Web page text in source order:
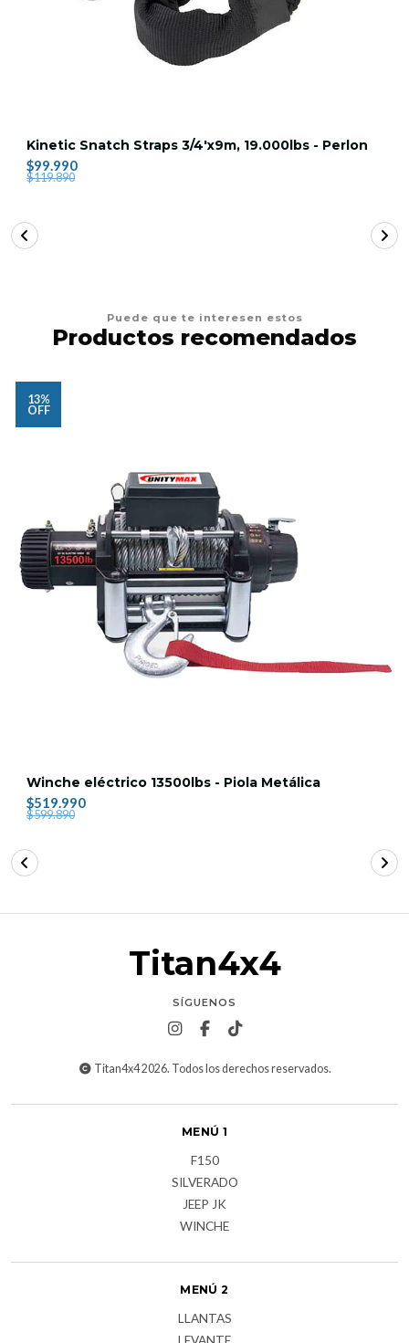
Kinetic Snatch Straps 3/4'x9m, 19.000lbs - Perlon
$99.990
$119.890
Puede que te interesen estos
Productos recomendados
13%
OFF
Winche eléctrico 13500lbs - Piola Metálica
$519.990
$599.890
Titan4x4
SÍGUENOS
Titan4x4 2026. Todos los derechos reservados.
MENÚ 1
F150
SILVERADO
JEEP JK
WINCHE
MENÚ 2
LLANTAS